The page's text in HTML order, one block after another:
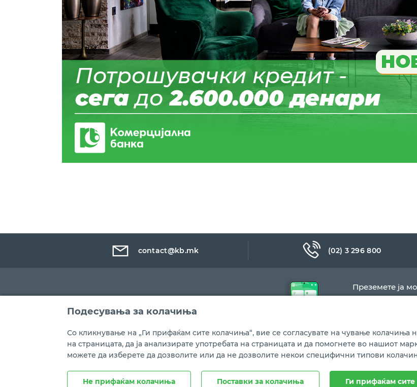
contact@kb.mk (02) 3 296 800
Преземете ја
Правни напомени Политика на приватност Политика за колачиња
Copyright © Комерцијална банка АД Скопје, 2021 година.Сите права се задржани.
Подесувања за колачиња
Со кликнување на „Ги прифаќам сите колачиња“, вие се согласувате на чување колачиња
на страницата, да ја анализирате употребата на страницата и да помогнете во нашиот
можете да изберете да дозволите или да не дозволите некои специфични типови
Не прифаќам колачиња Поставки за колачиња Ги прифаќам